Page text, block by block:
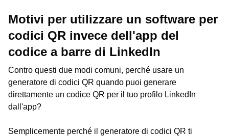
Motivi per utilizzare un software per
codici QR invece dell'app del
codice a barre di LinkedIn
Contro questi due modi comuni, perché usare un
generatore di codici QR quando puoi generare
direttamente un codice QR per il tuo profilo LinkedIn
dall'app?
Semplicemente perché il generatore di codici QR ti